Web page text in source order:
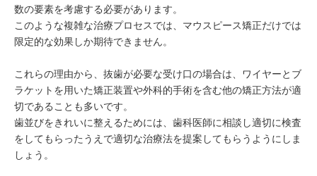
数の要素を考慮する必要があります。
このような複雑な治療プロセスでは、マウスピース矯正だけでは
限定的な効果しか期待できません。
これらの理由から、抜歯が必要な受け口の場合は、ワイヤーとブ
ラケットを用いた矯正装置や外科的手術を含む他の矯正方法が適
切であることも多いです。
歯並びをきれいに整えるためには、歯科医師に相談し適切に検査
をしてもらったうえで適切な治療法を提案してもらうようにしま
しょう。